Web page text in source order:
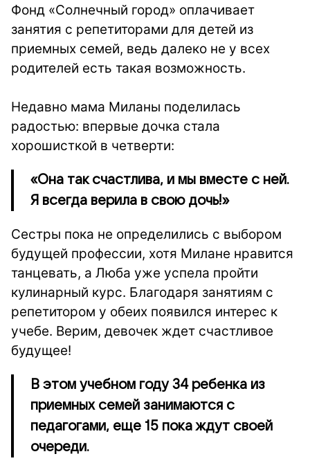
Фонд «Солнечный город» оплачивает
занятия с репетиторами для детей из
приемных семей, ведь далеко не у всех
родителей есть такая возможность.
Недавно мама Миланы поделилась
радостью: впервые дочка стала
хорошисткой в четверти:
«Она так счастлива, и мы вместе с ней.
Я всегда верила в свою дочь!»
Сестры пока не определились с выбором
будущей профессии, хотя Милане нравится
танцевать, а Люба уже успела пройти
кулинарный курс. Благодаря занятиям с
репетитором у обеих появился интерес к
учебе. Верим, девочек ждет счастливое
будущее!
В этом учебном году 34 ребенка из
приемных семей занимаются с
педагогами, еще 15 пока ждут своей
очереди.